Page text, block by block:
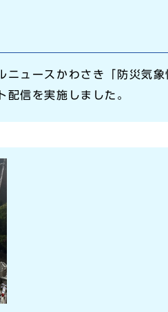
ニュースかわさき「防災気
配信を実施しました。